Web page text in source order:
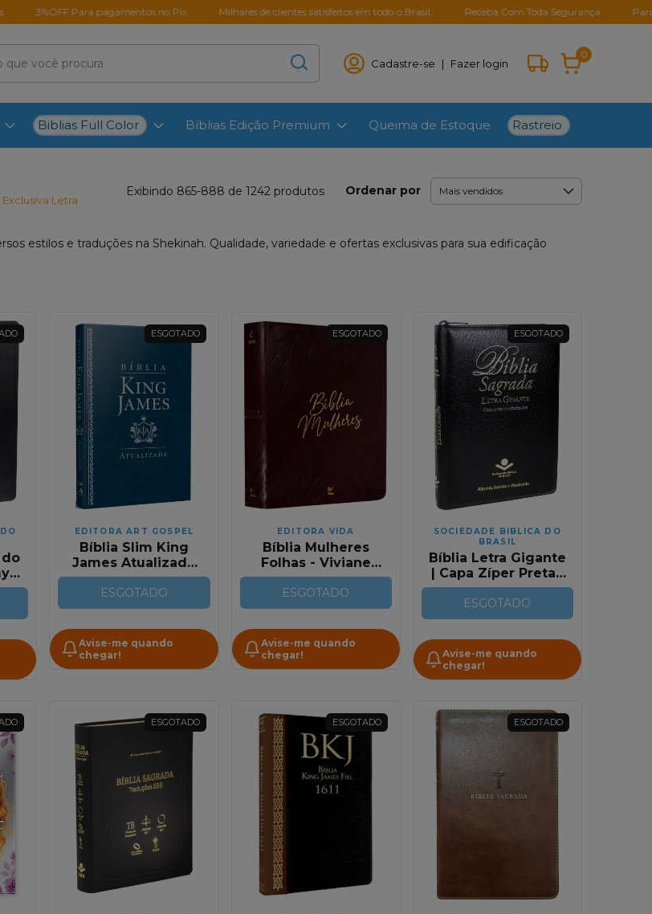
Para pagamentos no Pix Milhares de clientes satisfeitos em todo o Brasil. Receba Com Toda Segurança
Cadastre-se | Fazer login
0
Biblias Full Color Bíblias Edição Premium Queima de Estoque Rastreio
Letra
Exibindo 865-888 de 1242 produtos Ordenar por
estilos e traduções na Shekinah. Qualidade, variedade e ofertas exclusivas para sua edificação
do
ESGOTADO
EDITORA ART GOSPEL
Bíblia Slim King
James Atualizada
Capa Luxo Azul
ESGOTADO
Avise-me quando
chegar!
ESGOTADO
EDITORA VIDA
Bíblia Mulheres
Folhas - Viviane
Martinello - NVT -
Espaço Para
Anotações - Capa
Colunas
ESGOTADO
Avise-me quando
chegar!
ESGOTADO
SOCIEDADE BIBLICA DO
BRASIL
Bíblia Letra Gigante
| Capa Zíper Preta |
RA
ESGOTADO
Avise-me quando
chegar!
ESGOTADO ESGOTADO ESGOTADO